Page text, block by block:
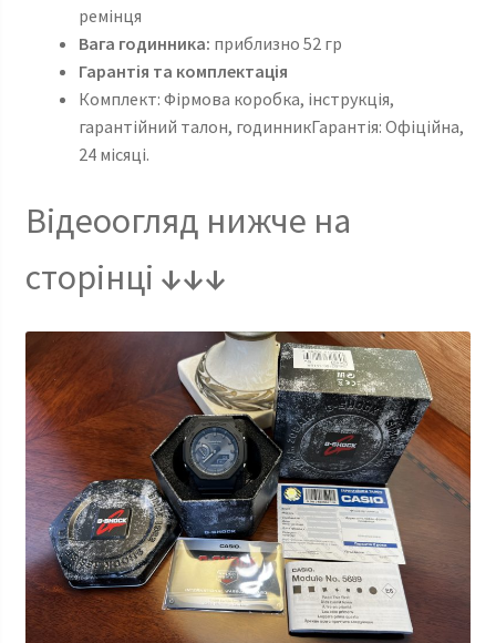
ремінця
Вага годинника: приблизно 52 гр
Гарантія та комплектація
Комплект: Фірмова коробка, інструкція,
гарантійний талон, годинникГарантія: Офіційна,
24 місяці.
Відеоогляд нижче на
сторінці ↓↓↓